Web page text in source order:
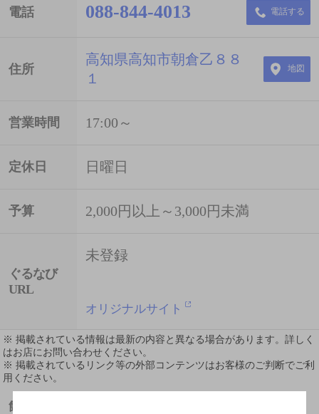
電話 088-844-4013 電話する
住所
高知県高知市朝倉乙８８
１
地図
営業時間 17:00～
定休日 日曜日
予算 2,000円以上～3,000円未満
ぐるなび
URL
未登録
オリジナルサイト
※ 掲載されている情報は最新の内容と異なる場合があります。詳しく
はお店にお問い合わせください。
※ 掲載されているリンク等の外部コンテンツはお客様のご判断でご利
用ください。
飲めるお酒